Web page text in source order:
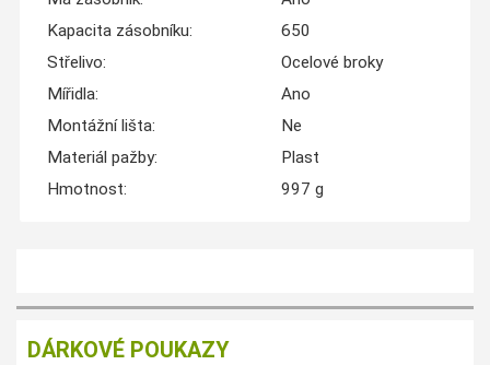
Kapacita zásobníku:
650
Střelivo:
Ocelové broky
Mířidla:
Ano
Montážní lišta:
Ne
Materiál pažby:
Plast
Hmotnost:
997 g
DÁRKOVÉ POUKAZY